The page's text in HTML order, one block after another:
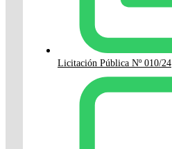
Licitación Pública Nº 010/24